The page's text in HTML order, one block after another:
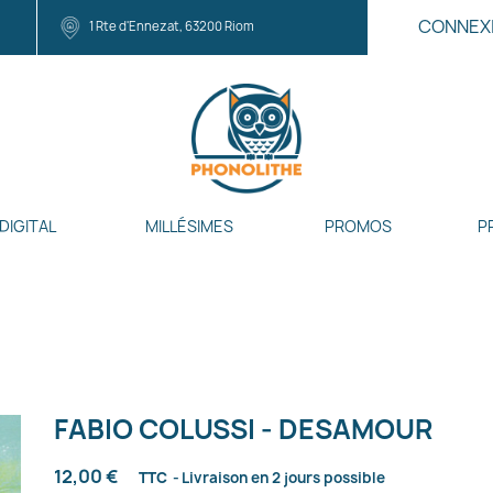
1 Rte d'Ennezat, 63200 Riom
DIGITAL MILLÉSIMES PROMOS
FABIO COLUSSI - DESAMOUR
12,00 € TTC Livraison en 2 jours possible